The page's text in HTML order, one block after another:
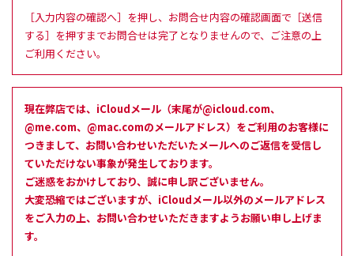
［入力内容の確認へ］を押し、お問合せ内容の確認画面で［送信
する］を押すまでお問合せは完了となりませんので、ご注意の上
ご利用ください。
現在弊店では、iCloudメール（末尾が@icloud.com、
@me.com、@mac.comのメールアドレス）をご利用のお客様に
つきまして、お問い合わせいただいたメールへのご返信を受信し
ていただけない事象が発生しております。
ご迷惑をおかけしており、誠に申し訳ございません。
大変恐縮ではございますが、iCloudメール以外のメールアドレス
をご入力の上、お問い合わせいただきますようお願い申し上げま
す。